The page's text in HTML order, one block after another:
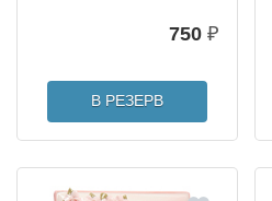
750 ₽
В РЕЗЕРВ